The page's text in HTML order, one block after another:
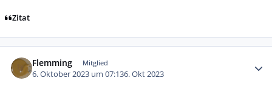
Zitat
Flemming Mitglied
6. Oktober 2023 um 07:136. Okt 2023